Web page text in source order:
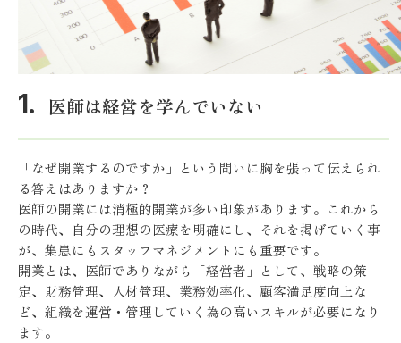
医師は経営を学んでいない
「なぜ開業するのですか」という問いに胸を張って伝えられ
る答えはありますか？
医師の開業には消極的開業が多い印象があります。これから
の時代、自分の理想の医療を明確にし、それを掲げていく事
が、集患にもスタッフマネジメントにも重要です。
開業とは、医師でありながら「経営者」として、戦略の策
定、財務管理、人材管理、業務効率化、顧客満足度向上な
ど、組織を運営・管理していく為の高いスキルが必要になり
ます。